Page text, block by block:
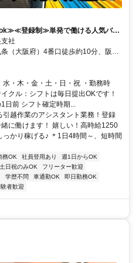
登録制≫単発で働ける人気バイ
社
（大阪府）4番口徒歩約10分、阪神
）4番口徒歩約10分、阪神なんば
歩約13分 阪神・地下鉄九条
・木・金・土・日・祝 ・勤務時
クル：シフトは毎日提出OKです！
日前 シフト確定時期...
越作業のアシスタント業務！登録
に働けます！ 嬉しい！高時給1250
かり稼げる♪ ＊1日4時間～、短時間
務OK 社員登用あり
週1日からOK
土日祝のみOK
フリーター歓迎
学歴不問 車通勤OK
即日勤務OK
者歓迎